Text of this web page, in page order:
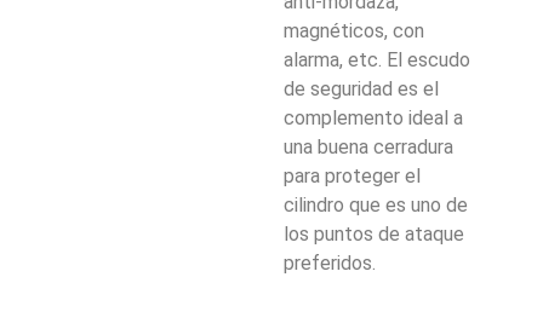
magnéticos, con
alarma, etc. El escudo
de seguridad es el
complemento ideal a
una buena cerradura
para proteger el
cilindro que es uno de
los puntos de ataque
preferidos.